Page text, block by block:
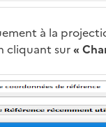
à la
cliquant sur«